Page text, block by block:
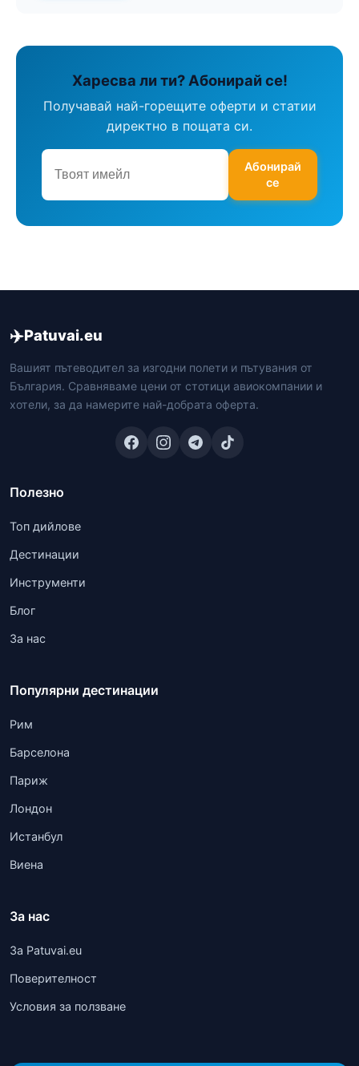
Харесва ли ти? Абонирай се!
Получавай най-горещите оферти и статии
директно в пощата си.
Абонирай
се
✈️Patuvai.eu
Вашият пътеводител за изгодни полети и пътувания от
България. Сравняваме цени от стотици авиокомпании и
хотели, за да намерите най-добрата оферта.
Полезно
Топ дийлове
Дестинации
Инструменти
Блог
За нас
Популярни дестинации
Рим
Барселона
Париж
Лондон
Истанбул
Виена
За нас
За Patuvai.eu
Поверителност
Условия за ползване